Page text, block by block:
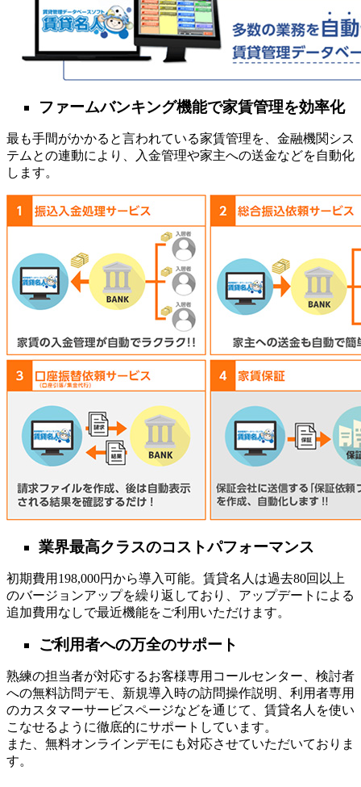
ファームバンキング機能で家賃管理を効率化
最も手間がかかると言われている家賃管理を、金融機関シス
テムとの連動により、入金管理や家主への送金などを自動化
します。
業界最高クラスのコストパフォーマンス
初期費用198,000円から導入可能。賃貸名人は過去80回以上
のバージョンアップを繰り返しており、アップデートによる
追加費用なしで最近機能をご利用いただけます。
ご利用者への万全のサポート
熟練の担当者が対応するお客様専用コールセンター、検討者
への無料訪問デモ、新規導入時の訪問操作説明、利用者専用
のカスタマーサービスページなどを通じて、賃貸名人を使い
こなせるように徹底的にサポートしています。
また、無料オンラインデモにも対応させていただいておりま
す。